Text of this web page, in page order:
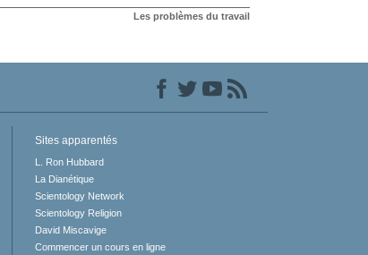
Les problèmes du travail
Sites apparentés
L. Ron Hubbard
La Dianétique
Scientology Network
Scientology Religion
David Miscavige
Commencer un cours en ligne